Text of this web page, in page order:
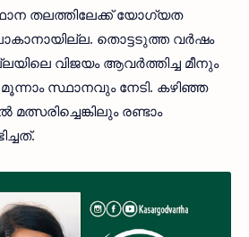
തലത്തിലേക്ക് യോഗ്യത
തൊട്ടടുത്ത വര്‍ഷം
വിജയം ആവര്‍ത്തിച്ച മീനും
സ്ഥാനവും നേടി. കഴിഞ്ഞ
രണ്ടാം